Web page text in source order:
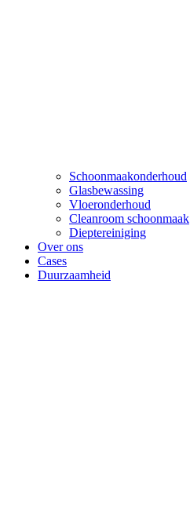
Schoonmaakonderhoud
Glasbewassing
Vloeronderhoud
Cleanroom schoonmaak
Dieptereiniging
Over ons
Cases
Duurzaamheid